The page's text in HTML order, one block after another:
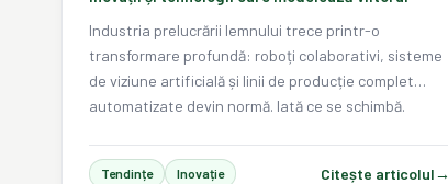
Industria prelucrării lemnului trece printr-o
transformare profundă: roboți colaborativi, sisteme
de viziune artificială și linii de producție complet
automatizate devin normă. Iată ce se schimbă.
Tendințe Inovație Citește articolul→